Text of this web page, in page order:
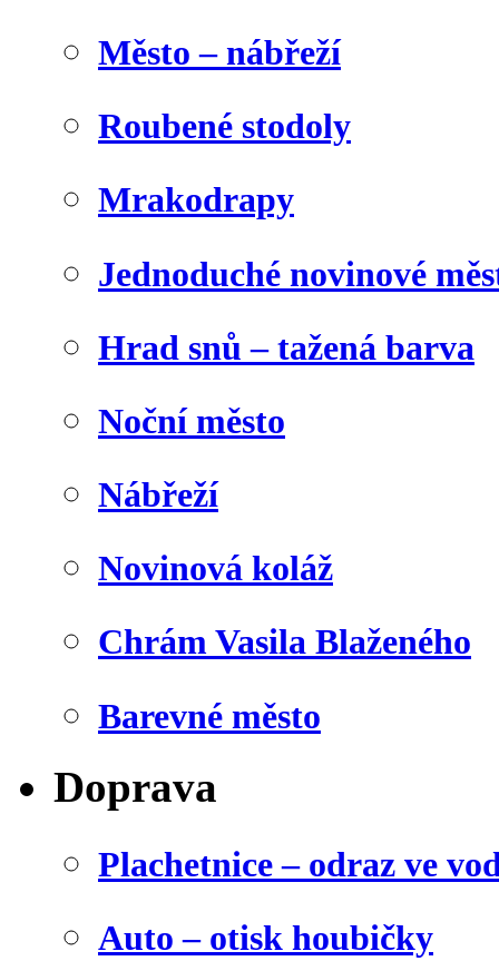
Město – nábřeží
Roubené stodoly
Mrakodrapy
Jednoduché novinové
Hrad snů – tažená barva
Noční město
Nábřeží
Novinová koláž
Chrám Vasila Blaženého
Barevné město
Doprava
Plachetnice – odraz ve
Auto – otisk houbičky